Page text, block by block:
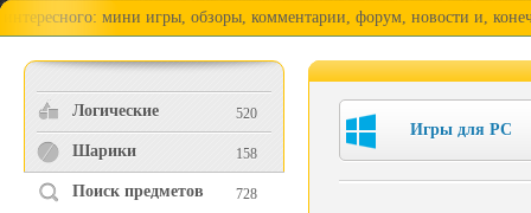
мини игры, обзоры, комментарии, форум, новости и, конечно,
Логические 520
Шарики 158
Поиск предметов 728
Игры для PC